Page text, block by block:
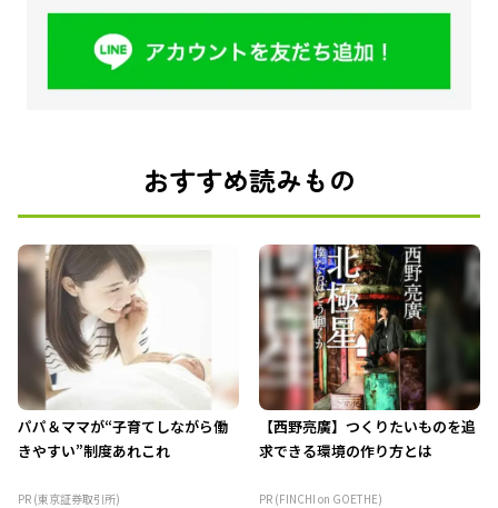
おすすめ読みもの
パパ＆ママが“子育てしながら働
きやすい”制度あれこれ
PR (東京証券取引所)
【西野亮廣】つくりたいものを追
求できる環境の作り方とは
PR (FINCHI on GOETHE)